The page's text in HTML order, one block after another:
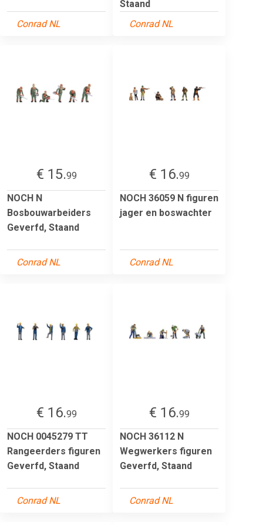
Conrad NL
Staand
Conrad NL
€ 15.99
NOCH N
Bosbouwarbeiders
Geverfd, Staand
Conrad NL
€ 16.99
NOCH 36059 N figuren
jager en boswachter
Conrad NL
€ 16.99
NOCH 0045279 TT
Rangeerders figuren
Geverfd, Staand
Conrad NL
€ 16.99
NOCH 36112 N
Wegwerkers figuren
Geverfd, Staand
Conrad NL